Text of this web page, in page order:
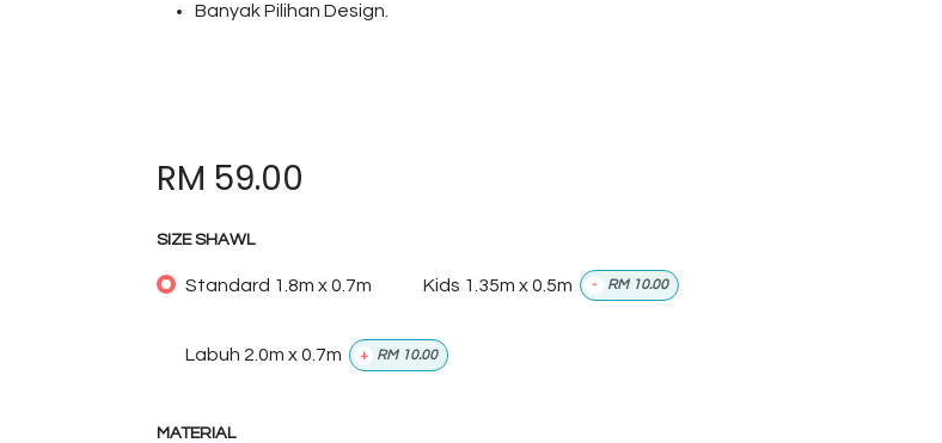
Banyak Pilihan Design.
RM 59.00
SIZE SHAWL
Standard 1.8m x 0.7m Kids 1.35m x 0.5m - RM 10.00
Labuh 2.0m x 0.7m + RM 10.00
MATERIAL